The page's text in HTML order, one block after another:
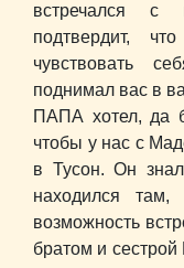
встречался
подтвердит,
чувствовать
поднимал вас в
ПАПА хотел, да
чтобы у нас с
в Тусон. Он
находился
возможность
братом и